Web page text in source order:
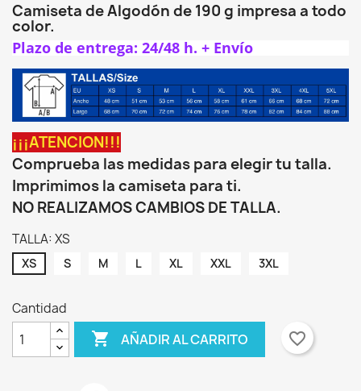
Camiseta de Algodón de 190 g impresa a todo
color.
Plazo de entrega: 24/48 h. + Envío
¡¡¡ATENCION!!!
Comprueba las medidas para elegir tu talla.
Imprimimos la camiseta para ti.
NO REALIZAMOS CAMBIOS DE TALLA.
TALLA: XS
XS S M L XL XXL 3XL
Cantidad
 AÑADIR AL CARRITO favorite_border